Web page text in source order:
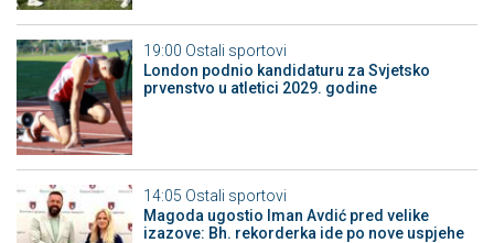
19:00 Ostali sportovi
London podnio kandidaturu za Svjetsko
prvenstvo u atletici 2029. godine
14:05 Ostali sportovi
Magoda ugostio Iman Avdić pred velike
izazove: Bh. rekorderka ide po nove uspjehe